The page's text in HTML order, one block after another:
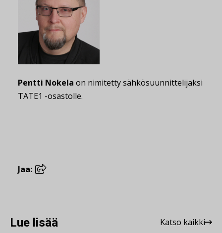
Pentti Nokela on nimitetty sähkösuunnittelijaksi
TATE1 -osastolle.
Jaa:
Lue lisää Katso kaikki